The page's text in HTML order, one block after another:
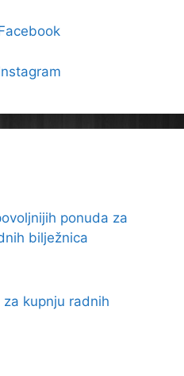
ponuda za
bilježnica
za kupnju radnih